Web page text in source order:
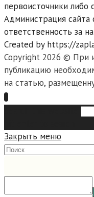
первоисточники либо
Администрация сайта
ответственность за
Created by https://
Copyright 2026 © При
публикацию
на статью,
Закрыть меню